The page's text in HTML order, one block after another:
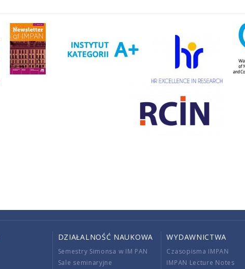
DZIAŁALNOŚĆ NAUKOWA
Semestry Simonsa w IM PAN
Sale seminaryjne
WYDAWNICTWA
Czasopisma IMPAN
IMPAN Lecture Notes